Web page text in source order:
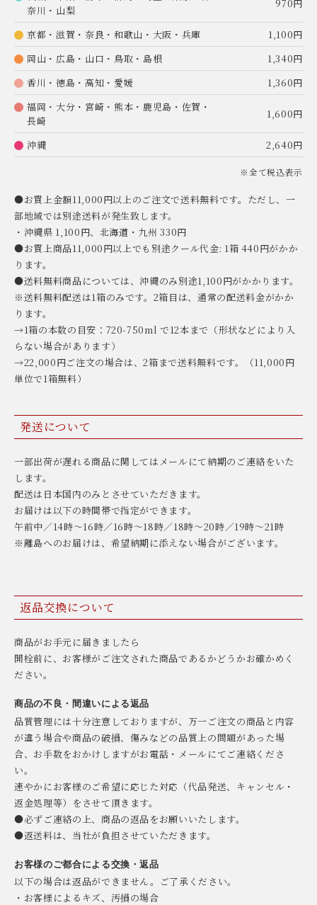
奈川・山梨
970円
京都・滋賀・奈良・和歌山・大阪・兵庫
1,100円
岡山・広島・山口・鳥取・島根
1,340円
香川・徳島・高知・愛媛
1,360円
福岡・大分・宮崎・熊本・鹿児島・佐賀・
長崎
1,600円
沖縄 2,640円
※全て税込表示
●お買上金額11,000円以上のご注文で送料無料です。ただし、一
部地域では別途送料が発生致します。
・沖縄県 1,100円、北海道・九州 330円
●お買上商品11,000円以上でも別途クール代金: 1箱 440円がかか
ります。
●送料無料商品については、沖縄のみ別途1,100円がかかります。
※送料無料配送は1箱のみです。2箱目は、通常の配送料金がかか
ります。
→1箱の本数の目安：720-750ml で12本まで（形状などにより入
らない場合があります）
→22,000円ご注文の場合は、2箱まで送料無料です。（11,000円
単位で1箱無料）
発送について
一部出荷が遅れる商品に関してはメールにて納期のご連絡をいた
します。
配送は日本国内のみとさせていただきます。
お届けは以下の時間帯で指定ができます。
午前中／14時〜16時／16時〜18時／18時〜20時／19時〜21時
※離島へのお届けは、希望納期に添えない場合がございます。
返品交換について
商品がお手元に届きましたら
開栓前に、お客様がご注文された商品であるかどうかお確かめく
ださい。
商品の不良・間違いによる返品
品質管理には十分注意しておりますが、万一ご注文の商品と内容
が違う場合や商品の破損、傷みなどの品質上の問題があった場
合、お手数をおかけしますがお電話・メールにてご連絡くださ
い。
速やかにお客様のご希望に応じた対応（代品発送、キャンセル・
返金処理等）をさせて頂きます。
●必ずご連絡の上、商品の返品をお願いいたします。
●返送料は、当社が負担させていただきます。
お客様のご都合による交換・返品
以下の場合は返品ができません。ご了承ください。
・お客様によるキズ、汚損の場合